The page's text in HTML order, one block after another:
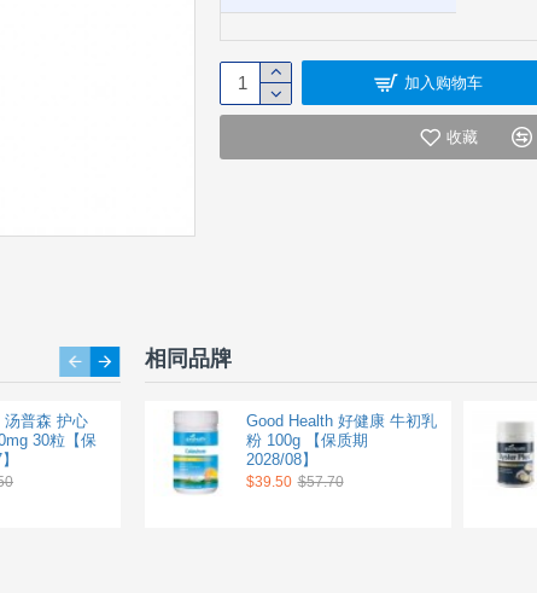
加入购物车
收藏
汤普森 护心
30粒【保
Nutralife 纽乐 辅酶Q10胶囊
150mg 60粒 最大复合配方
护心胶囊 【保质期
2028/02】
相同品牌
Good Health 好健康 牛初乳
粉 100g 【保质期
2028/08】
$39.50 $57.70